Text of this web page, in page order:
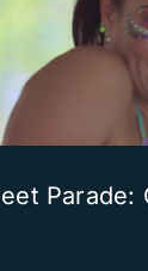
Parade: